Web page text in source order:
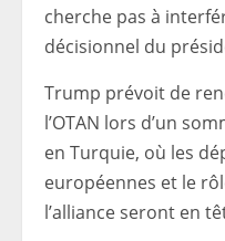
cherche pas à
décisionnel du
Trump prévoit de
l’OTAN lors d’un
en Turquie, où les
européennes et le
l’alliance seront en